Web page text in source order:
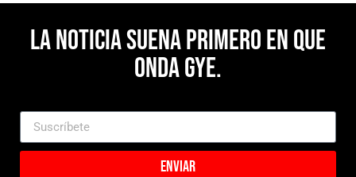
La noticia suena primero en Que
Onda Gye.
Enviar